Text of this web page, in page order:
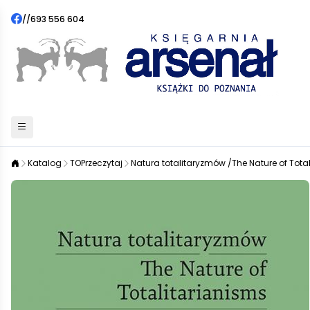
//693 556 604
Katalog TOPrzeczytaj Natura totalitaryzmów /The Nature of